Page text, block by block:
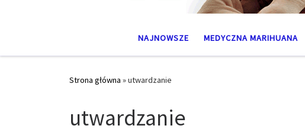
NAJNOWSZE MEDYCZNA MARIHUANA
Strona główna »utwardzanie
utwardzanie